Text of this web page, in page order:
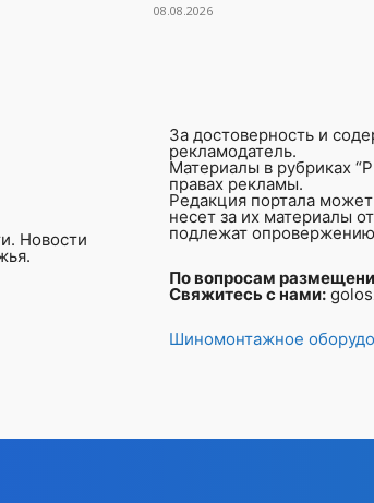
08.08.2026
Новости
За достоверность и
рекламодатель.
Материалы в рубриках
правах рекламы.
Редакция портала
несет за их материалы
подлежат
По вопросам
Свяжитесь с нами:
Шиномонтажное